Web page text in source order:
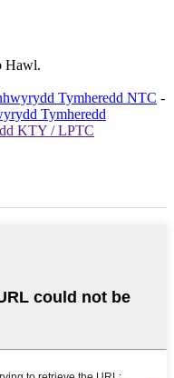
Hawl.
Tymheredd NTC -
Tymheredd
KTY / LPTC